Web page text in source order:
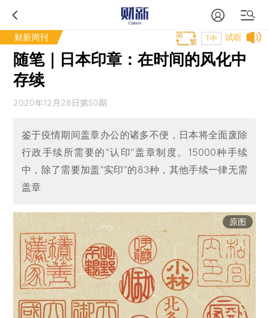
财新周刊 试听
T中
随笔｜日本印章：在时间的风化中
存续
2020年12月28日第50期
鉴于疫情期间盖章办公的诸多不便，日本将全面废除
行政手续所需要的“认印”盖章制度。15000种手续
中，除了需要加盖“实印”的83种，其他手续一律无需
盖章
原图